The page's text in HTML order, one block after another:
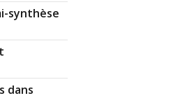
avez une vision assez
encouragé en mon
synthèse
dans